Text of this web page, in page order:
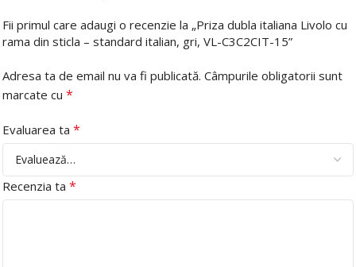
Fii primul care adaugi o recenzie la „Priza dubla italiana Livolo cu
rama din sticla – standard italian, gri, VL-C3C2CIT-15”
Adresa ta de email nu va fi publicată. Câmpurile obligatorii sunt
marcate cu *
Evaluarea ta *
Recenzia ta *